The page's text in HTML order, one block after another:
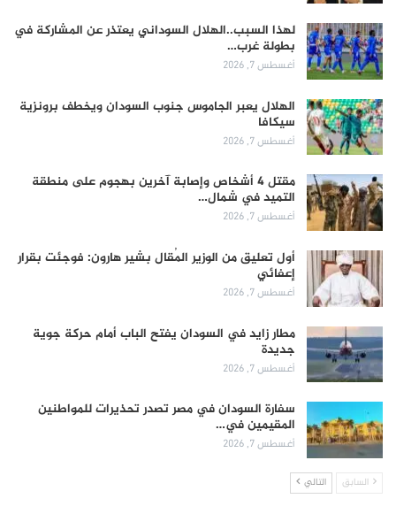
لهذا السبب..الهلال السوداني يعتذر عن المشاركة في
بطولة غرب…
أغسطس 7, 2026
الهلال يعبر الجاموس جنوب السودان ويخطف برونزية
سيكافا
أغسطس 7, 2026
مقتل 4 أشخاص وإصابة آخرين بهجوم على منطقة
التميد في شمال…
أغسطس 7, 2026
أول تعليق من الوزير المُقال بشير هارون: فوجئت بقرار
إعفائي
أغسطس 7, 2026
مطار زايد في السودان يفتح الباب أمام حركة جوية
جديدة
أغسطس 7, 2026
سفارة السودان في مصر تصدر تحذيرات للمواطنين
المقيمين في…
أغسطس 7, 2026
السابق التالي